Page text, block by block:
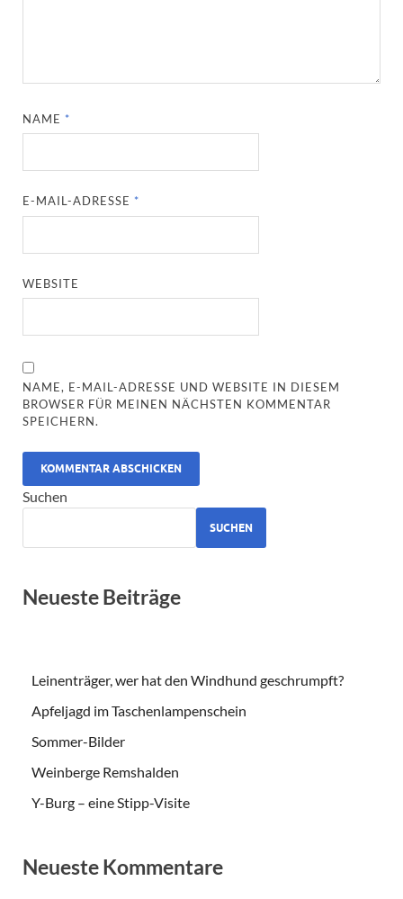
NAME *
E-MAIL-ADRESSE *
WEBSITE
NAME, E-MAIL-ADRESSE UND WEBSITE IN DIESEM
BROWSER FÜR MEINEN NÄCHSTEN KOMMENTAR
SPEICHERN.
ALTERNATIVE:
Suchen
SUCHEN
Neueste Beiträge
Leinenträger, wer hat den Windhund geschrumpft?
Apfeljagd im Taschenlampenschein
Sommer-Bilder
Weinberge Remshalden
Y-Burg – eine Stipp-Visite
Neueste Kommentare